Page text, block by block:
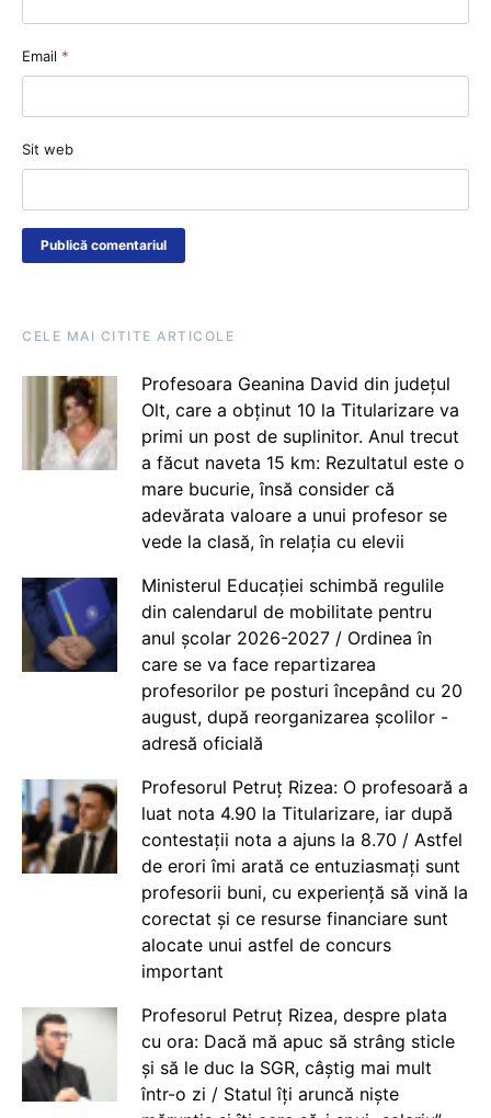
Email *
Sit web
CELE MAI CITITE ARTICOLE
Profesoara Geanina David din județul
Olt, care a obținut 10 la Titularizare va
primi un post de suplinitor. Anul trecut
a făcut naveta 15 km: Rezultatul este o
mare bucurie, însă consider că
adevărata valoare a unui profesor se
vede la clasă, în relația cu elevii
Ministerul Educației schimbă regulile
din calendarul de mobilitate pentru
anul școlar 2026-2027 / Ordinea în
care se va face repartizarea
profesorilor pe posturi începând cu 20
august, după reorganizarea școlilor -
adresă oficială
Profesorul Petruț Rizea: O profesoară a
luat nota 4.90 la Titularizare, iar după
contestații nota a ajuns la 8.70 / Astfel
de erori îmi arată ce entuziasmați sunt
profesorii buni, cu experiență să vină la
corectat și ce resurse financiare sunt
alocate unui astfel de concurs
important
Profesorul Petruț Rizea, despre plata
cu ora: Dacă mă apuc să strâng sticle
și să le duc la SGR, câștig mai mult
într-o zi / Statul îți aruncă niște